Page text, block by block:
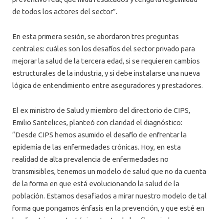
de todos los actores del sector”.
En esta primera sesión, se abordaron tres preguntas
centrales: cuáles son los desafíos del sector privado para
mejorar la salud de la tercera edad, si se requieren cambios
estructurales de la industria, y si debe instalarse una nueva
lógica de entendimiento entre aseguradores y prestadores.
El ex ministro de Salud y miembro del directorio de CIPS,
Emilio Santelices, planteó con claridad el diagnóstico:
“Desde CIPS hemos asumido el desafío de enfrentar la
epidemia de las enfermedades crónicas. Hoy, en esta
realidad de alta prevalencia de enfermedades no
transmisibles, tenemos un modelo de salud que no da cuenta
de la forma en que está evolucionando la salud de la
población. Estamos desafiados a mirar nuestro modelo de tal
forma que pongamos énfasis en la prevención, y que esté en